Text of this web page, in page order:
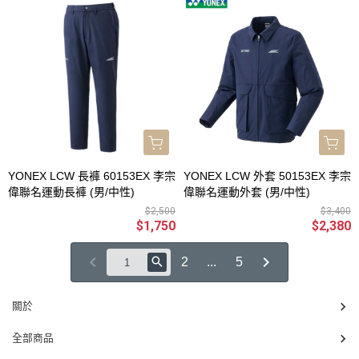
YONEX LCW 長褲 60153EX 李宗
偉聯名運動長褲 (男/中性)
$2,500
$1,750
YONEX LCW 外套 50153EX 李宗
偉聯名運動外套 (男/中性)
$3,400
$2,380
2 ... 5
關於
全部商品